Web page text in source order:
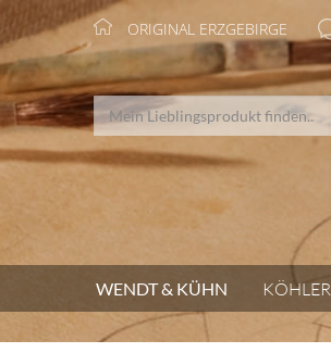
ORIGINAL ERZGEBIRGE
WENDT & KÜHN KÖHLER